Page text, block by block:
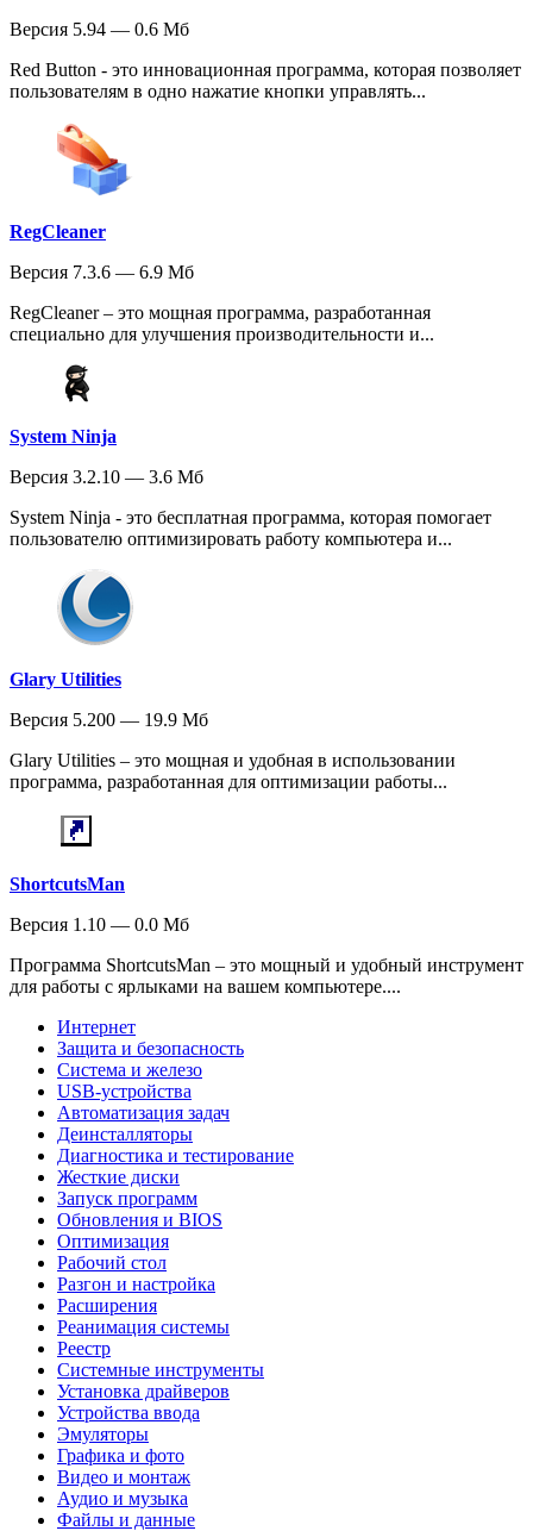
Версия 5.94 — 0.6 Мб
Red Button - это инновационная программа, которая позволяет
пользователям в одно нажатие кнопки управлять...
RegCleaner
Версия 7.3.6 — 6.9 Мб
RegCleaner – это мощная программа, разработанная
специально для улучшения производительности и...
System Ninja
Версия 3.2.10 — 3.6 Мб
System Ninja - это бесплатная программа, которая помогает
пользователю оптимизировать работу компьютера и...
Glary Utilities
Версия 5.200 — 19.9 Мб
Glary Utilities – это мощная и удобная в использовании
программа, разработанная для оптимизации работы...
ShortcutsMan
Версия 1.10 — 0.0 Мб
Программа ShortcutsMan – это мощный и удобный инструмент
для работы с ярлыками на вашем компьютере....
Интернет
Защита и безопасность
Система и железо
USB-устройства
Автоматизация задач
Деинсталляторы
Диагностика и тестирование
Жесткие диски
Запуск программ
Обновления и BIOS
Оптимизация
Рабочий стол
Разгон и настройка
Расширения
Реанимация системы
Реестр
Системные инструменты
Установка драйверов
Устройства ввода
Эмуляторы
Графика и фото
Видео и монтаж
Аудио и музыка
Файлы и данные